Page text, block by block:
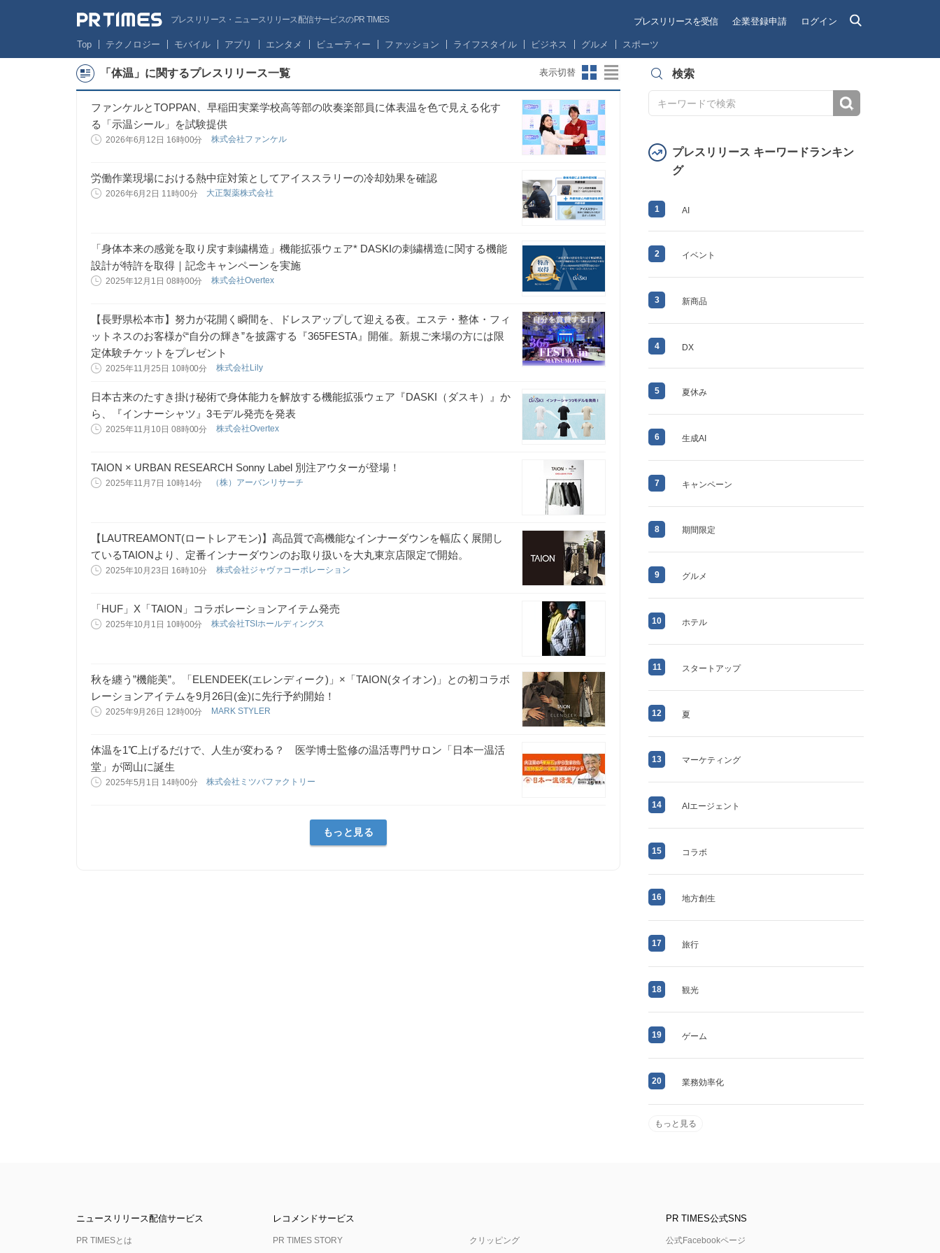
プレスリリース・ニュースリリース配信サービスのPR TIMES プレスリリースを受信 企業登録申請 ログイン
Top テクノロジー モバイル アプリ エンタメ ビューティー ファッション ライフスタイル ビジネス グルメ スポーツ
「体温」に関するプレスリリース一覧 表示切替
ファンケルとTOPPAN、早稲田実業学校高等部の吹奏楽部員に体表温を色で見える化す
る「示温シール」を試験提供
2026年6月12日 16時00分 株式会社ファンケル
労働作業現場における熱中症対策としてアイススラリーの冷却効果を確認
2026年6月2日 11時00分 大正製薬株式会社
「身体本来の感覚を取り戻す刺繍構造」機能拡張ウェア* DASKIの刺繍構造に関する機能
設計が特許を取得｜記念キャンペーンを実施
2025年12月1日 08時00分 株式会社Overtex
【長野県松本市】努力が花開く瞬間を、ドレスアップして迎える夜。エステ・整体・フィ
ットネスのお客様が“自分の輝き”を披露する『365FESTA』開催。新規ご来場の方には限
定体験チケットをプレゼント
2025年11月25日 10時00分 株式会社Lily
日本古来のたすき掛け秘術で身体能力を解放する機能拡張ウェア『DASKI（ダスキ）』か
ら、『インナーシャツ』3モデル発売を発表
2025年11月10日 08時00分 株式会社Overtex
TAION × URBAN RESEARCH Sonny Label 別注アウターが登場！
2025年11月7日 10時14分 （株）アーバンリサーチ
【LAUTREAMONT(ロートレアモン)】高品質で高機能なインナーダウンを幅広く展開し
ているTAIONより、定番インナーダウンのお取り扱いを大丸東京店限定で開始。
2025年10月23日 16時10分 株式会社ジャヴァコーポレーション
「HUF」X「TAION」コラボレーションアイテム発売
2025年10月1日 10時00分 株式会社TSIホールディングス
秋を纏う”機能美”。「ELENDEEK(エレンディーク)」×「TAION(タイオン)」との初コラボ
レーションアイテムを9月26日(金)に先行予約開始！
2025年9月26日 12時00分 MARK STYLER
体温を1℃上げるだけで、人生が変わる？ 医学博士監修の温活専門サロン「日本一温活
堂」が岡山に誕生
2025年5月1日 14時00分 株式会社ミツバファクトリー
もっと見る
検索
プレスリリース キーワードランキン
グ
1 AI
2 イベント
3 新商品
4 DX
5 夏休み
6 生成AI
7 キャンペーン
8 期間限定
9 グルメ
10 ホテル
11 スタートアップ
12 夏
13 マーケティング
14 AIエージェント
15 コラボ
16 地方創生
17 旅行
18 観光
19 ゲーム
20 業務効率化
もっと見る
ニュースリリース配信サービス
PR TIMESとは
レコメンドサービス
PR TIMES STORY クリッピング
PR TIMES公式SNS
公式Facebookページ